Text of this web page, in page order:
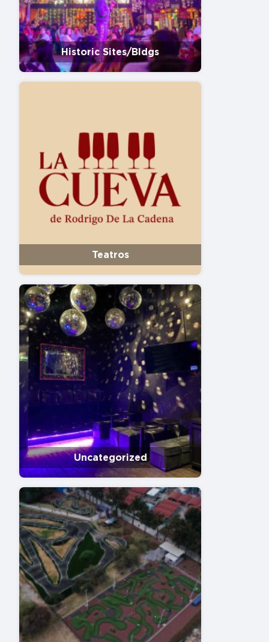
Historic Sites/Bldgs
Teatros
Uncategorized